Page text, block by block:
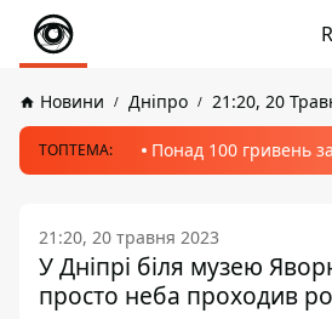
Новини Дніпро 21:20, 20
ТОПТЕМА: Понад 100 гривень
21:20, 20 травня 2023
У Дніпрі біля музею
просто неба проходив